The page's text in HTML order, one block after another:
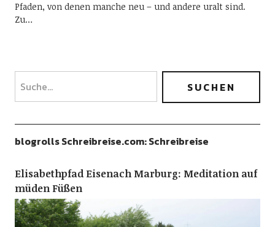
Pfaden, von denen manche neu – und andere uralt sind.
Zu…
blogrolls Schreibreise.com: Schreibreise
Elisabethpfad Eisenach Marburg: Meditation auf
müden Füßen